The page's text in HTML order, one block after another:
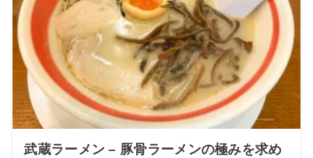
武蔵ラーメン – 豚骨ラーメンの極みを求め